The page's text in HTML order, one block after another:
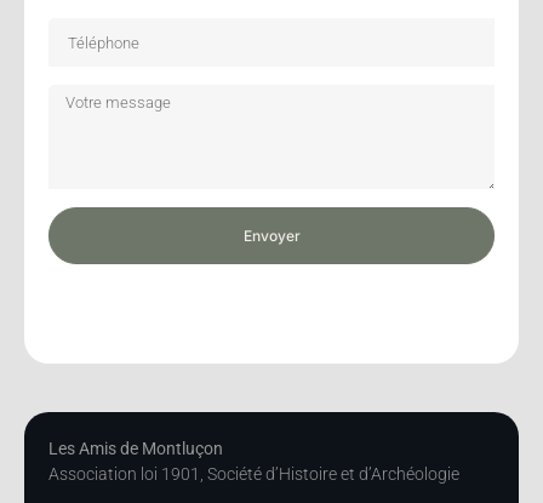
Envoyer
Les Amis de Montluçon
Association loi 1901, Société d’Histoire et d’Archéologie